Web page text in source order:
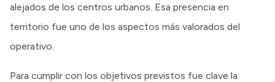
alejados de los centros urbanos. Esa presencia en
territorio fue uno de los aspectos más valorados del
operativo.
Para cumplir con los objetivos previstos fue clave la